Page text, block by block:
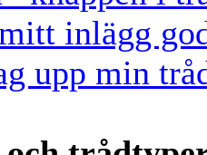
inlägg
upp min